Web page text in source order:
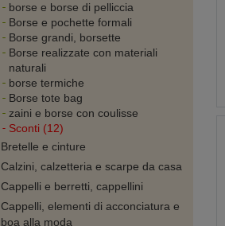
borse e borse di pelliccia
Borse e pochette formali
Borse grandi, borsette
Borse realizzate con materiali
naturali
borse termiche
Borse tote bag
zaini e borse con coulisse
Sconti (12)
Bretelle e cinture
Calzini, calzetteria e scarpe da casa
Cappelli e berretti, cappellini
Cappelli, elementi di acconciatura e
boa alla moda